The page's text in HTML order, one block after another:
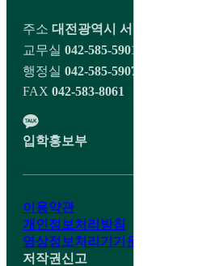
주소 대전광역시 서구 오량1길
교무실 042-585-5901~2
행정실 042-585-5907
FAX 042-583-8061
입학홍보부
이용약관
개인정보처리방침
영상정보처리기기운영·관리방침
저작권신고